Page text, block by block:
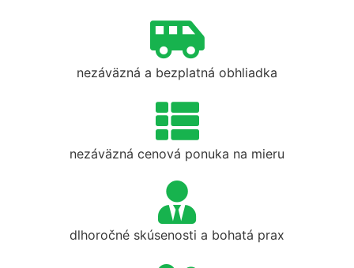
nezáväzná a bezplatná obhliadka
nezáväzná cenová ponuka na mieru
dlhoročné skúsenosti a bohatá prax